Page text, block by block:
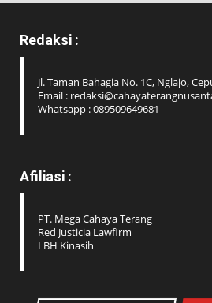
Redaksi :
Jl. Taman Bahagia No. 1C, Nglajo,
Email :
Whatsapp : 089509649681
Afiliasi :
PT. Mega Cahaya Terang
Red Justicia Lawfirm
LBH Kinasih